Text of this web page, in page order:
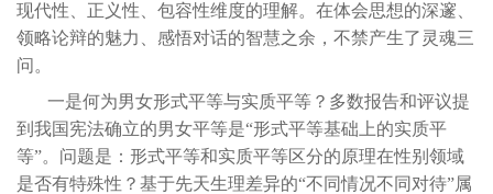
现代性、正义性、包容性维度的理解。在体会思想的深邃、
领略论辩的魅力、感悟对话的智慧之余，不禁产生了灵魂三
问。
一是何为男女形式平等与实质平等？多数报告和评议提
到我国宪法确立的男女平等是“形式平等基础上的实质平
等”。问题是：形式平等和实质平等区分的原理在性别领域
是否有特殊性？基于先天生理差异的“不同情况不同对待”属